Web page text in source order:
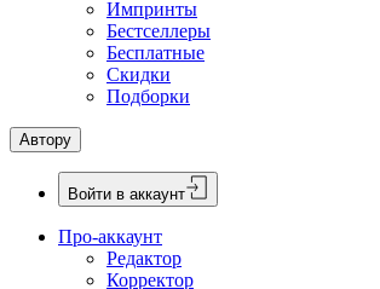
Импринты
Бестселлеры
Бесплатные
Скидки
Подборки
Автору
Войти в аккаунт
Про-аккаунт
Редактор
Корректор